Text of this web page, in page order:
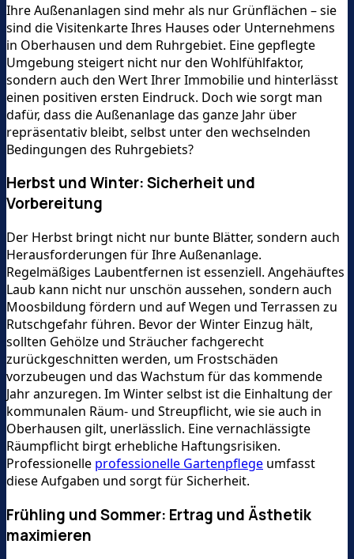
Ihre Außenanlagen sind mehr als nur Grünflächen – sie
sind die Visitenkarte Ihres Hauses oder Unternehmens
in Oberhausen und dem Ruhrgebiet. Eine gepflegte
Umgebung steigert nicht nur den Wohlfühlfaktor,
sondern auch den Wert Ihrer Immobilie und hinterlässt
einen positiven ersten Eindruck. Doch wie sorgt man
dafür, dass die Außenanlage das ganze Jahr über
repräsentativ bleibt, selbst unter den wechselnden
Bedingungen des Ruhrgebiets?
Herbst und Winter: Sicherheit und
Vorbereitung
Der Herbst bringt nicht nur bunte Blätter, sondern auch
Herausforderungen für Ihre Außenanlage.
Regelmäßiges Laubentfernen ist essenziell. Angehäuftes
Laub kann nicht nur unschön aussehen, sondern auch
Moosbildung fördern und auf Wegen und Terrassen zu
Rutschgefahr führen. Bevor der Winter Einzug hält,
sollten Gehölze und Sträucher fachgerecht
zurückgeschnitten werden, um Frostschäden
vorzubeugen und das Wachstum für das kommende
Jahr anzuregen. Im Winter selbst ist die Einhaltung der
kommunalen Räum- und Streupflicht, wie sie auch in
Oberhausen gilt, unerlässlich. Eine vernachlässigte
Räumpflicht birgt erhebliche Haftungsrisiken.
Professionelle professionelle Gartenpflege umfasst
diese Aufgaben und sorgt für Sicherheit.
Frühling und Sommer: Ertrag und Ästhetik
maximieren